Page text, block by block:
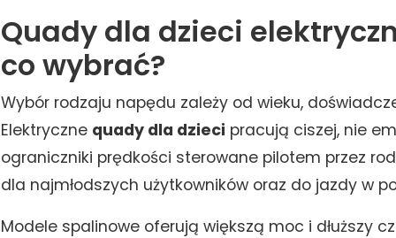
Quady dla dzieci
co wybrać?
Wybór rodzaju napędu zależy od wieku,
Elektryczne quady dla dzieci pracują ciszej, nie
ograniczniki prędkości sterowane pilotem przez
dla najmłodszych użytkowników oraz do jazdy w
Modele spalinowe oferują większą moc i dłuższy